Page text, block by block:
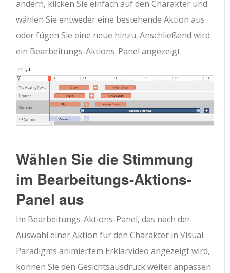
ändern, klicken Sie einfach auf den Charakter und
wählen Sie entweder eine bestehende Aktion aus
oder fügen Sie eine neue hinzu. Anschließend wird
ein Bearbeitungs-Aktions-Panel angezeigt.
Wählen Sie die Stimmung
im Bearbeitungs-Aktions-
Panel aus
Im Bearbeitungs-Aktions-Panel, das nach der
Auswahl einer Aktion für den Charakter in Visual
Paradigms animiertem Erklärvideo angezeigt wird,
können Sie den Gesichtsausdruck weiter anpassen.